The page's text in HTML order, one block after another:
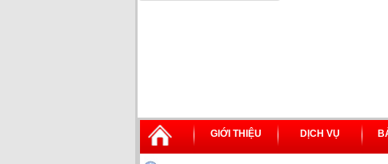
GIỚI THIỆU DỊCH VỤ